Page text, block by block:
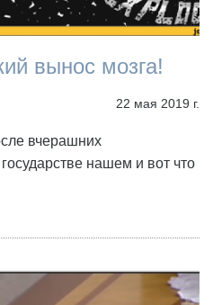
вынос мозга!
22 мая 2019 г.
вчерашних
нашем и вот что